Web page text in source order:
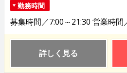
勤務時間
募集時間／7:00～21:30 営業時間
詳しく見る